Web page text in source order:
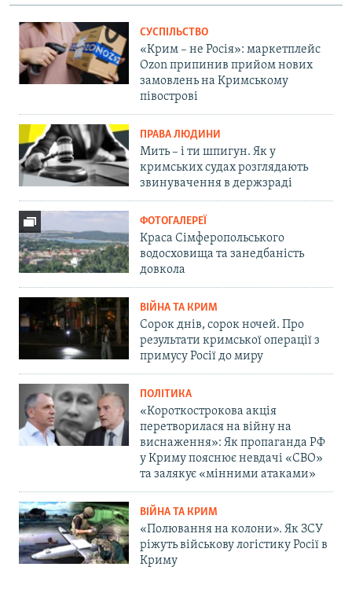
СУСПІЛЬСТВО
«Крим – не Росія»: маркетплейс
Ozon припинив прийом нових
замовлень на Кримському
півострові
ПРАВА ЛЮДИНИ
Мить – і ти шпигун. Як у
кримських судах розглядають
звинувачення в держзраді
ФОТОГАЛЕРЕЇ
Краса Сімферопольського
водосховища та занедбаність
довкола
ВІЙНА ТА КРИМ
Сорок днів, сорок ночей. Про
результати кримської операції з
примусу Росії до миру
ПОЛІТИКА
«Короткострокова акція
перетворилася на війну на
виснаження»: Як пропаганда РФ
у Криму пояснює невдачі «СВО»
та залякує «мінними атаками»
ВІЙНА ТА КРИМ
«Полювання на колони». Як ЗСУ
ріжуть військову логістику Росії в
Криму